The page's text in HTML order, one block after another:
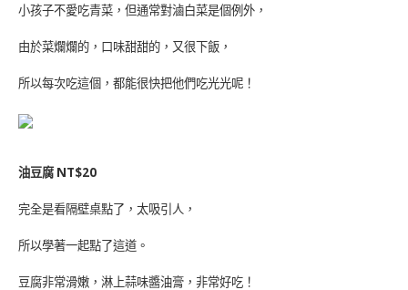
小孩子不愛吃青菜，但通常對滷白菜是個例外，
由於菜爛爛的，口味甜甜的，又很下飯，
所以每次吃這個，都能很快把他們吃光光呢！
油豆腐NT$20
完全是看隔壁桌點了，太吸引人，
所以學著一起點了這道。
豆腐非常滑嫩，淋上蒜味醬油膏，非常好吃！